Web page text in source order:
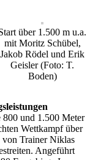
über 1.500 m u.a.
mit Moritz Schübel,
Jakob Rödel und Erik
Geisler (Foto: T.
Boden)
und 1.500 Meter
Wettkampf über
von Trainer Niklas
Angeführt